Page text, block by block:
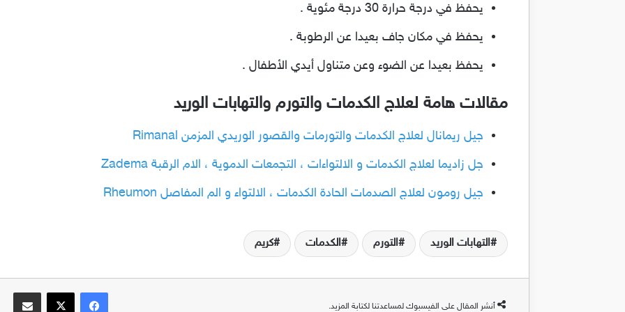
يحفظ في درجة حرارة 30 درجة مئوية .
يحفظ في مكان جاف بعيدا عن الرطوبة .
يحفظ بعيدا عن الضوء وعن متناول أيدي الأطفال .
مقالات هامة لعلاج الكدمات والتورم والتهابات الوريد
جيل ريمانال لعلاج الكدمات والتورمات والقصور الوريدي المزمن Rimanal
جل زاديما لعلاج الكدمات و الالتواءات ، التجمعات الدموية ، الام الرقبة Zadema
جيل رومون لعلاج الصدمات الحادة الكدمات ، الالتواء و الم المفاصل Rheumon
التهابات الوريد التورم الكدمات كريم
أنشر المقال على الفيسبوك لمساعدتنا لكتابة المزيد.
فيسبوك‫X مشاركة عبر